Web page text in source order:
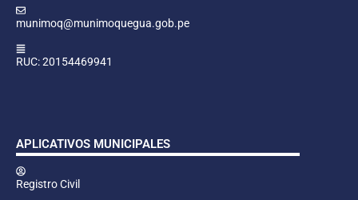
munimoq@munimoquegua.gob.pe
RUC: 20154469941
APLICATIVOS MUNICIPALES
Registro Civil